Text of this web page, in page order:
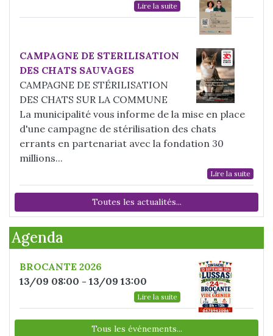
Lire la suite
CAMPAGNE DE STERILISATION
DES CHATS SAUVAGES
CAMPAGNE DE STÉRILISATION
DES CHATS SUR LA COMMUNE
La municipalité vous informe de la mise en place
d'une campagne de stérilisation des chats
errants en partenariat avec la fondation 30
millions...
Lire la suite
Toutes les actualités...
Agenda
BROCANTE 2026
13/09 08:00 - 13/09 13:00
Lire la suite
Tous les événements...